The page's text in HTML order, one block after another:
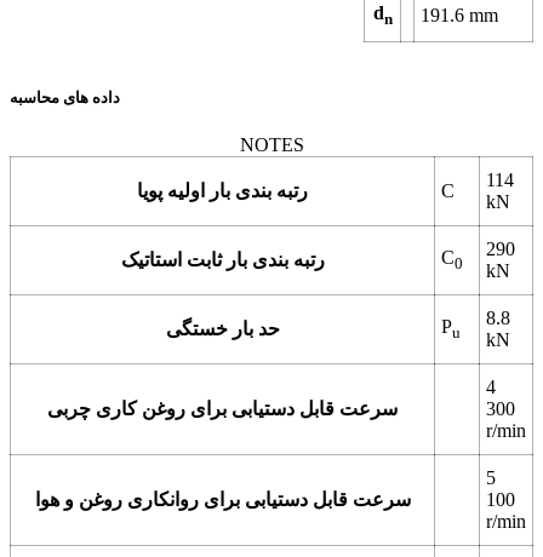
dn 191.6 mm
داده های محاسبه
رتبه بندی بار اولیه پویا C
114
kN
رتبه بندی بار ثابت استاتیک C0
290
kN
حد بار خستگی Pu
8.8
kN
سرعت قابل دستیابی برای روغن کاری چربی
4
300
r/min
سرعت قابل دستیابی برای روانکاری روغن و هوا
5
100
r/min
NOTES